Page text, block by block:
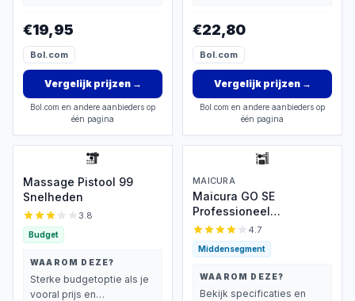
€19,95
Bol.com
Vergelijk prijzen→
Bol.com en andere aanbieders op
één pagina
€22,80
Bol.com
Vergelijk prijzen→
Bol.com en andere aanbieders op
één pagina
Massage Pistool 99
Snelheden
3.8
Budget
WAAROM DEZE?
Sterke budgetoptie als je
vooral prijs en
MAICURA
Maicura GO SE
Professioneel
Massagepistool
4.7
Middensegment
WAAROM DEZE?
Bekijk specificaties en